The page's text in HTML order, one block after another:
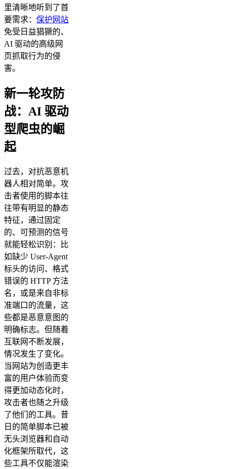
里清晰地听到了首
要需求： 保护网站
免受日益猖獗的、
AI 驱动的高级网
页抓取行为的侵
害。
新一轮攻防
战：AI 驱动
型爬虫的崛
起
过去，对抗恶意机
器人相对简单。攻
击者使用的脚本往
往带有明显的静态
特征，通过固定
的、可预测的信号
就能轻松识别：比
如缺少 User-Agent
标头的访问、格式
错误的 HTTP 方法
名，或是来自非标
准端口的流量，这
些都是恶意意图的
明确标志。但随着
互联网不断发展，
情况发生了变化。
当网站为创造更丰
富的用户体验而变
得更加动态化时，
攻击者也随之升级
了他们的工具。昔
日的简单脚本已被
无头浏览器和自动
化框架所取代，这
些工具不仅能渲染